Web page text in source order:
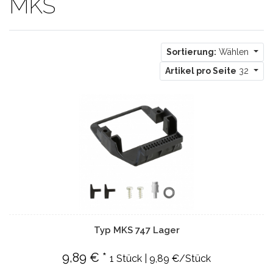
MKS
Sortierung: Wählen
Artikel pro Seite 32
Typ MKS 747 Lager
9,89 € * 1 Stück | 9,89 €/Stück